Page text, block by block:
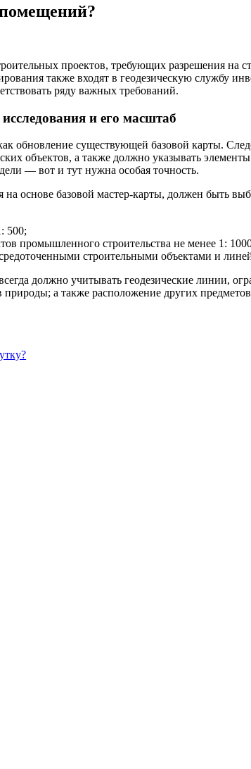
проектов, требующих разрешения на
также входят в геодезическую службу
ряду важных требований.
и его масштаб
обновление существующей базовой карты.
объектов, а также должно указывать
— вот и тут нужна особая точность.
основе базовой мастер-карты, должен быть
500;
промышленного строительства не менее 1:
строительными объектами и
должно учитывать геодезические линии,
а также расположение других